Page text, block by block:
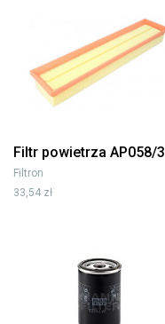
Filtr powietrza AP058/3
Filtron
33,54 zł